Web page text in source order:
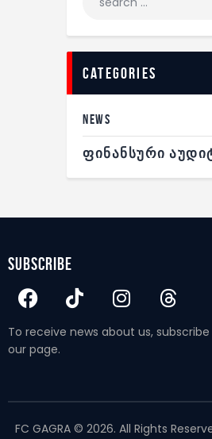
categories
NEWS
ᲤᲘᲜᲐᲜᲡᲣᲠᲘ
subscribe
To receive news about us,
our page.
FC GAGRA © 2026. All Rights